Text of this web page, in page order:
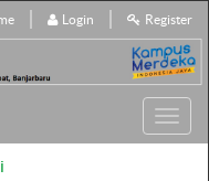
Login Register